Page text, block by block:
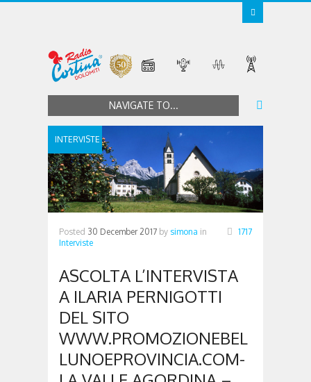
NAVIGATE TO...
INTERVISTE
Posted 30 December 2017 by simona in
Interviste
1717
ASCOLTA L’INTERVISTA
A ILARIA PERNIGOTTI
DEL SITO
WWW.PROMOZIONEBEL
LUNOEPROVINCIA.COM-